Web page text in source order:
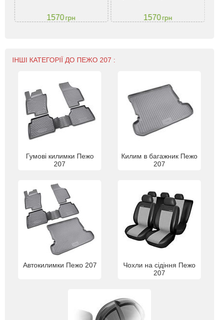
1570грн 1570грн
ІНШІ КАТЕГОРІЇ ДО ПЕЖО 207 :
Гумові килимки Пежо
207
Килим в багажник Пежо
207
Автокилимки Пежо 207
Чохли на сідіння Пежо
207